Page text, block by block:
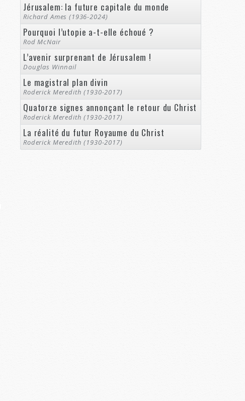
Jérusalem: la future capitale du monde
Richard Ames (1936-2024)
Pourquoi l’utopie a-t-elle échoué ?
Rod McNair
L’avenir surprenant de Jérusalem !
Douglas Winnail
Le magistral plan divin
Roderick Meredith (1930-2017)
Quatorze signes annonçant le retour du Christ
Roderick Meredith (1930-2017)
La réalité du futur Royaume du Christ
Roderick Meredith (1930-2017)